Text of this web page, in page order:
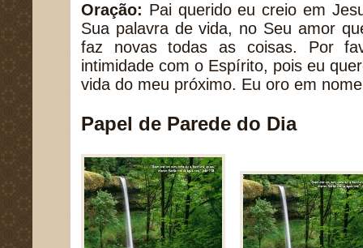
Oração: Pai querido eu creio em
Sua palavra de vida, no Seu amor
faz novas todas as coisas. Por
intimidade com o Espírito, pois eu
vida do meu próximo. Eu oro em
Papel de Parede do Dia